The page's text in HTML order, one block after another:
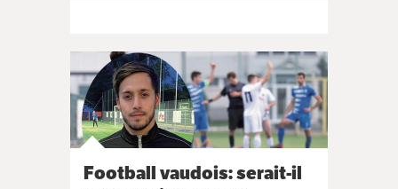
Football vaudois: serait-il